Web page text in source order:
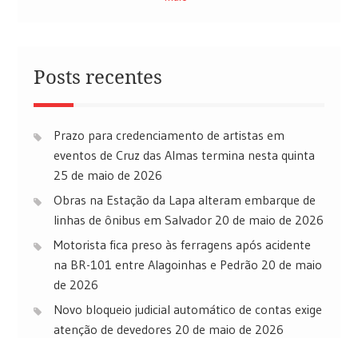
Posts recentes
Prazo para credenciamento de artistas em
eventos de Cruz das Almas termina nesta quinta
25 de maio de 2026
Obras na Estação da Lapa alteram embarque de
linhas de ônibus em Salvador 20 de maio de 2026
Motorista fica preso às ferragens após acidente
na BR-101 entre Alagoinhas e Pedrão 20 de maio
de 2026
Novo bloqueio judicial automático de contas exige
atenção de devedores 20 de maio de 2026